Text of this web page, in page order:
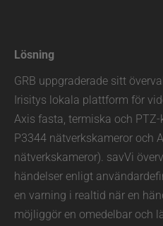
Lösning
GRB uppgraderade sitt
Irisitys lokala plattform för
Axis fasta, termiska och
P3344 nätverkskameror och
nätverkskameror). savVi
händelser enligt
en varning i realtid när en
möjliggör en omedelbar och